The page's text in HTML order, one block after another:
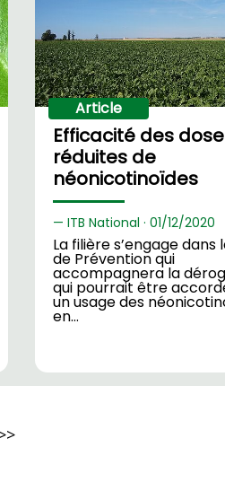
Article
Efficacité des
réduites de
néonicotinoïdes
ITB National ·01/12/2020
La filière s’engage dans
de Prévention qui
accompagnera la
qui pourrait être
un usage des
en…